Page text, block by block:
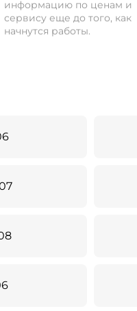
информацию по ценам и
сервису еще до того, как
начнутся работы.